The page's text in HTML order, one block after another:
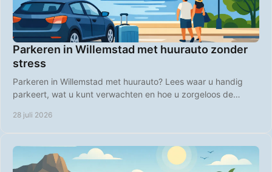
Parkeren in Willemstad met huurauto zonder
stress
Parkeren in Willemstad met huurauto? Lees waar u handig
parkeert, wat u kunt verwachten en hoe u zorgeloos de
28 juli 2026